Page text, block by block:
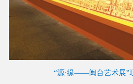
“源·缘——闽台艺术展”